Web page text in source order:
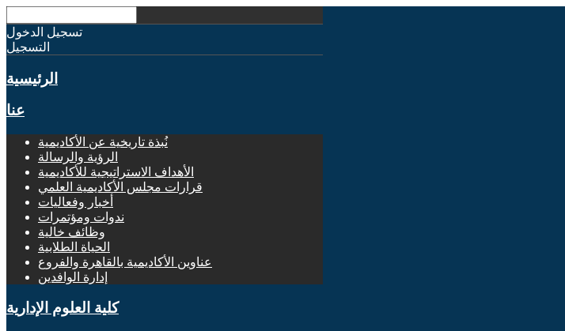
تسجيل الدخول
التسجيل
الرئيسية
عنا
نُبذة تاريخية عن الأكاديمية
الرؤية والرسالة
الأهداف الاستراتيجية للأكاديمية
قرارات مجلس الأكاديمية العلمي
أخبار وفعاليات
ندوات ومؤتمرات
وظائف خالية
الحياة الطلابية
عناوين الأكاديمية بالقاهرة والفروع
إدارة الوافدين
كلية العلوم الإدارية